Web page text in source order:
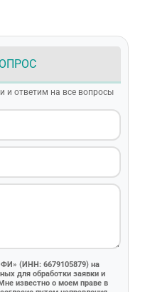
и ответим на все вопросы
(ИНН: 6679105879) на
для обработки заявки и
известно о моем праве в